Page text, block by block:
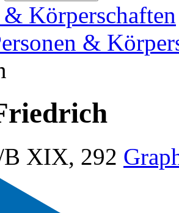
& Körperschaften
&
XIX, 292